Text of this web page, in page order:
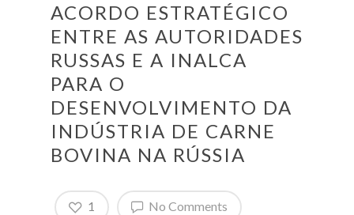
ACORDO ESTRATÉGICO
ENTRE AS AUTORIDADES
RUSSAS E A INALCA
PARA O
DESENVOLVIMENTO DA
INDÚSTRIA DE CARNE
BOVINA NA RÚSSIA
No Comments
1